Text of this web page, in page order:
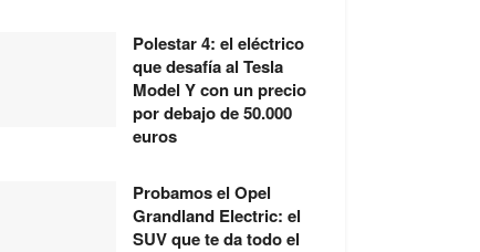
Polestar 4: el eléctrico
que desafía al Tesla
Model Y con un precio
por debajo de 50.000
euros
Probamos el Opel
Grandland Electric: el
SUV que te da todo el